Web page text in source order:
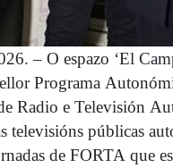
– O espazo ‘El
Programa
Radio e Televisión
televisións públicas
de FORTA que